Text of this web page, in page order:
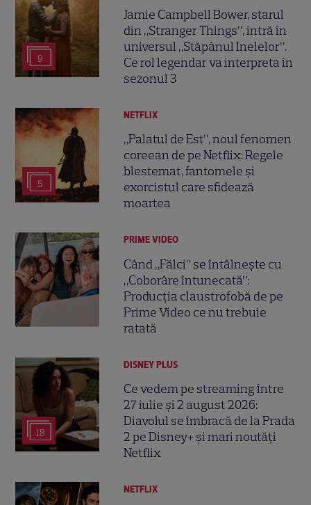
9
Jamie Campbell Bower, starul
din „Stranger Things”, intră în
universul „Stăpânul Inelelor”.
Ce rol legendar va interpreta în
sezonul 3
5
NETFLIX
„Palatul de Est”, noul fenomen
coreean de pe Netflix: Regele
blestemat, fantomele și
exorcistul care sfidează
moartea
PRIME VIDEO
Când „Fălci” se întâlnește cu
„Coborâre întunecată”:
Producția claustrofobă de pe
Prime Video ce nu trebuie
ratată
18
DISNEY PLUS
Ce vedem pe streaming între
27 iulie și 2 august 2026:
Diavolul se îmbracă de la Prada
2 pe Disney+ și mari noutăți
Netflix
NETFLIX